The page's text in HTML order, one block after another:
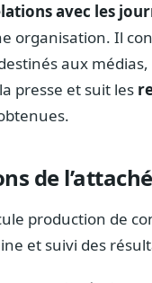
prises de position
sur un dossier
consultants en lobbying
avec les
organisation. Il
aux
presse et suit les
de
production de
et suivi des